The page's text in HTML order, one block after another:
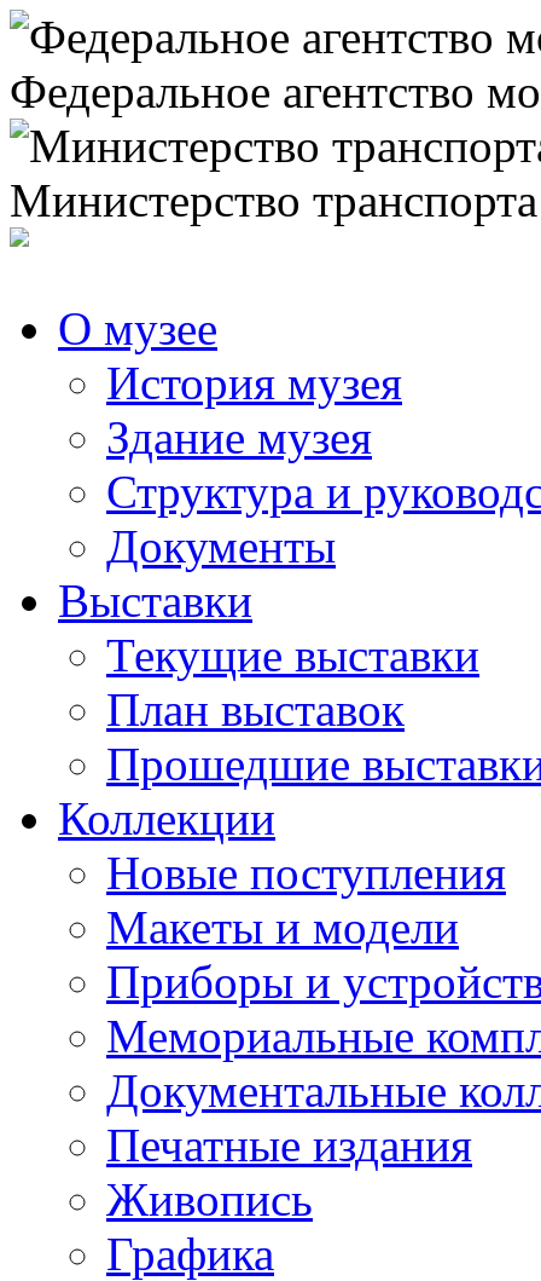
Федеральное агентство
Министерство
О музее
История музея
Здание музея
Структура и
Документы
Выставки
Текущие выставки
План выставок
Прошедшие
Коллекции
Новые поступления
Макеты и модели
Приборы и
Мемориальные
Документальные
Печатные издания
Живопись
Графика